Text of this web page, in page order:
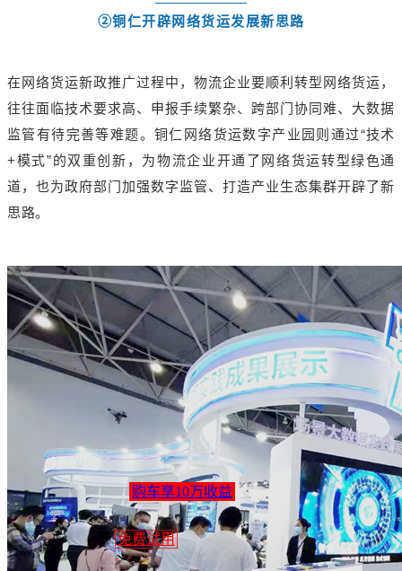
首页
数字物流平台
平台合作伙伴 购车享10万收益
服务与软件免费试用
②铜仁开辟网络货运发展新思路
在网络货运新政推广过程中，物流企业要顺利转型网络货运，
往往面临技术要求高、申报手续繁杂、跨部门协同难、大数据
监管有待完善等难题。铜仁网络货运数字产业园则通过“技术
+模式”的双重创新，为物流企业开通了网络货运转型绿色通
道，也为政府部门加强数字监管、打造产业生态集群开辟了新
思路。